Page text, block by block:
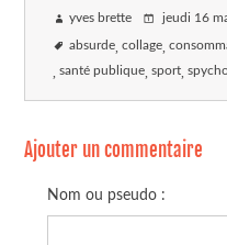
yves brette jeudi 16
absurde collage
santé publique sport
Ajouter un commentaire
Nom ou pseudo :